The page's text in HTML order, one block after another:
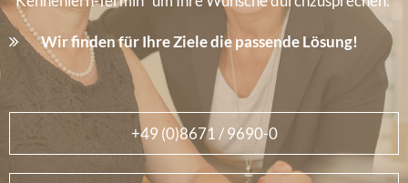
Wir finden für Ihre Ziele die passende Lösung!
+49 (0)8671 / 9690-0